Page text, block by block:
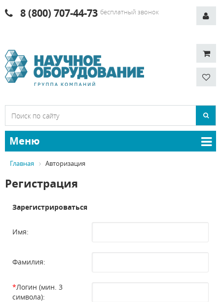
8 (800) 707-44-73 бесплатный звонок
Меню
Главная Авторизация
Регистрация
Зарегистрироваться
Имя:
Фамилия:
*Логин (мин. 3
символа):